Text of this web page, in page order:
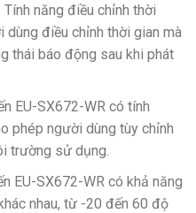
năng điều chỉnh thời
dùng điều chỉnh thời gian mà
thái báo động sau khi phát
EU-SX672-WR có tính
phép người dùng tùy chỉnh
trường sử dụng.
EU-SX672-WR có khả năng
nhau, từ -20 đến 60 độ